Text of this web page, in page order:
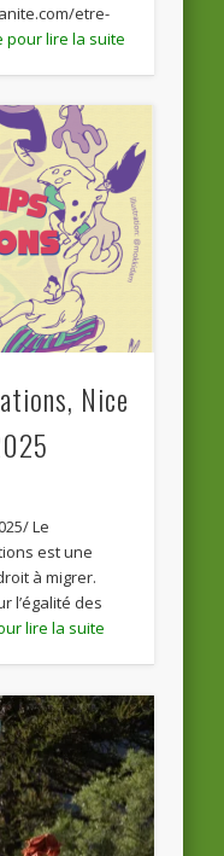
etre-
Nice
Le
est une
à migrer.
l’égalité des